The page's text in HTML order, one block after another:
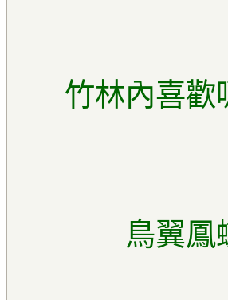
竹林內喜歡
鳥翼鳳